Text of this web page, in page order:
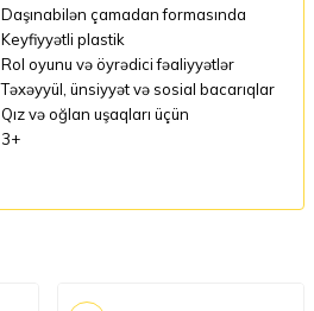
Daşınabilən çamadan formasında
Keyfiyyətli plastik
Rol oyunu və öyrədici fəaliyyətlər
Təxəyyül, ünsiyyət və sosial bacarıqlar
Qız və oğlan uşaqları üçün
3+